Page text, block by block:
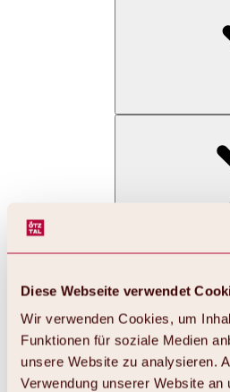
Diese Webseite verwendet
Wir verwenden Cookies, um
Funktionen für soziale Medien
unsere Website zu analysieren.
Verwendung unserer Website